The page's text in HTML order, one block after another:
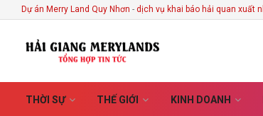
Vietnam Handicrafts Store in Hoi An –
Discover the Stories Hidden Behind
Dự án Merry Land Quy Nhơn - dịch vụ khai báo hải quan xuất
THỜI SỰ THẾ GIỚI KINH DOANH